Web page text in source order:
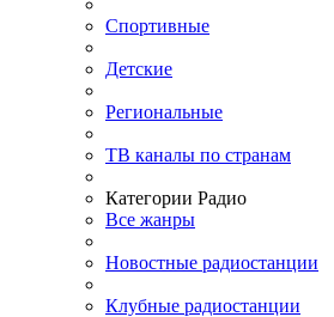
Спортивные
Детские
Региональные
ТВ каналы по странам
Категории Радио
Все жанры
Новостные радиостанции
Клубные радиостанции